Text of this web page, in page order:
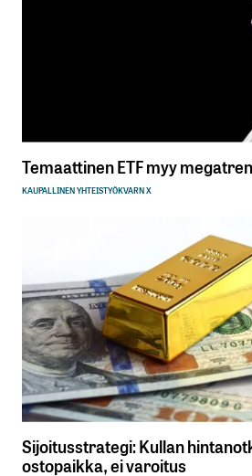
Temaattinen ETF myy
KAUPALLINEN YHTEISTYÖKVARN X
Sijoitusstrategi: Kullan
ostopaikka, ei varoitus